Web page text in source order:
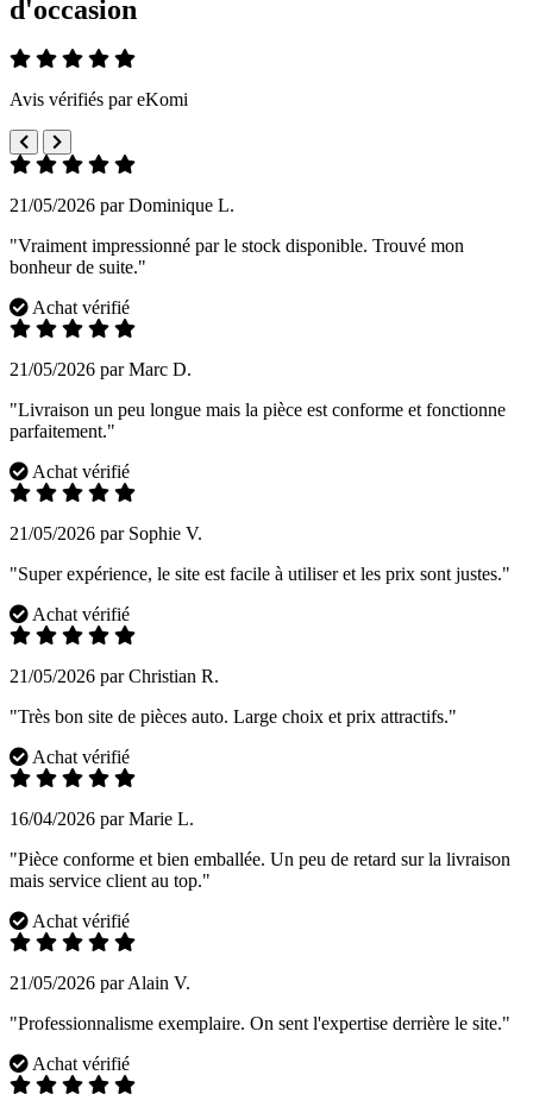
d'occasion
Avis vérifiés par eKomi
21/05/2026 par Dominique L.
"Vraiment impressionné par le stock disponible. Trouvé mon
bonheur de suite."
Achat vérifié
21/05/2026 par Marc D.
"Livraison un peu longue mais la pièce est conforme et fonctionne
parfaitement."
Achat vérifié
21/05/2026 par Sophie V.
"Super expérience, le site est facile à utiliser et les prix sont justes."
Achat vérifié
21/05/2026 par Christian R.
"Très bon site de pièces auto. Large choix et prix attractifs."
Achat vérifié
16/04/2026 par Marie L.
"Pièce conforme et bien emballée. Un peu de retard sur la livraison
mais service client au top."
Achat vérifié
21/05/2026 par Alain V.
"Professionnalisme exemplaire. On sent l'expertise derrière le site."
Achat vérifié